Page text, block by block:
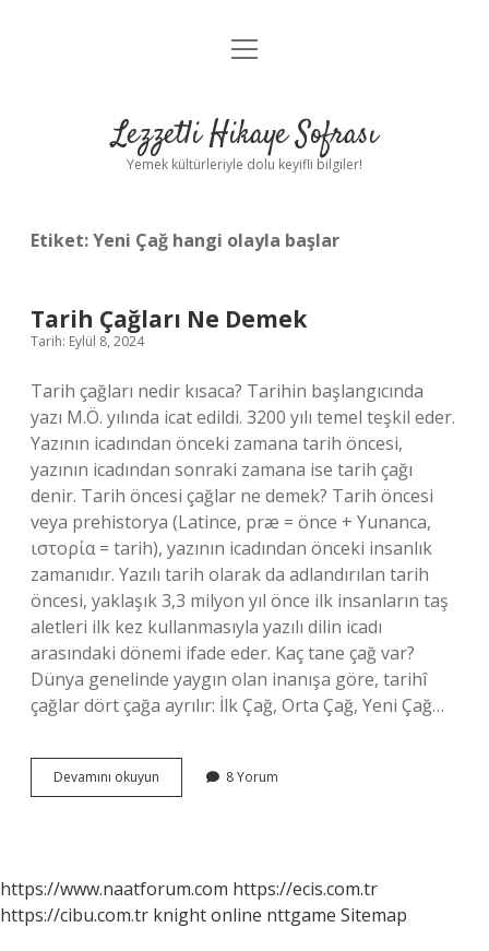
Anasayfa
Yasal Uyarı
menüyü
Lezzetli Hikaye Sofrası
Yemek kültürleriyle dolu keyifli bilgiler!
Etiket:Yeni Çağ hangi olayla başlar
Tarih Çağları Ne Demek
Tarih: Eylül 8, 2024
Tarih çağları nedir kısaca? Tarihin başlangıcında
yazı M.Ö. yılında icat edildi. 3200 yılı temel teşkil eder.
Yazının icadından önceki zamana tarih öncesi,
yazının icadından sonraki zamana ise tarih çağı
denir. Tarih öncesi çağlar ne demek? Tarih öncesi
veya prehistorya (Latince, præ = önce + Yunanca,
ιστορία = tarih), yazının icadından önceki insanlık
zamanıdır. Yazılı tarih olarak da adlandırılan tarih
öncesi, yaklaşık 3,3 milyon yıl önce ilk insanların taş
aletleri ilk kez kullanmasıyla yazılı dilin icadı
arasındaki dönemi ifade eder. Kaç tane çağ var?
Dünya genelinde yaygın olan inanışa göre, tarihî
çağlar dört çağa ayrılır: İlk Çağ, Orta Çağ, Yeni Çağ…
Devamını okuyun
Çağları
8 Yorum
https://www.naatforum.com https://ecis.com.tr
https://cibu.com.tr knight online nttgame Sitemap